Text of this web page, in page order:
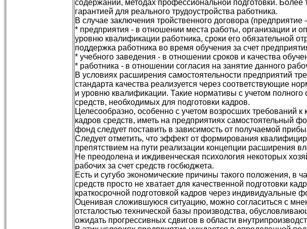
содержании, методах профессиональной подготовки. Более
гарантией для реального трудоустройства работника.
В случае заключения тройственного договора
* предприятия - в отношении места работы, организации и
уровню квалификации работника, сроки его обязательной
поддержка работника во время обучения за счет
* учебного заведения - в отношении сроков и качества
* работника - в отношении согласия на занятие данного
В условиях расширения самостоятельности предприятий
стандарта качества реализуется через соответствующие
и уровню квалификации. Такие нормативы с учетом полного
средств, необходимых для подготовки кадров.
Целесообразно, особенно с учетом возросших требований
кадров средств, иметь на предприятиях самостоятельный
фонд следует поставить в зависимость от получаемой
Следует отметить, что эффект от формирования
препятствием на пути реализации концепции расширения
Не преодолена и иждивенческая психология некоторых
рабочих за счет средств госбюджета.
Есть и сугубо экономические причины такого положения, в
средств просто не хватает для качественной подготовки
краткосрочной подготовкой кадров через индивидуальные
Оценивая сложившуюся ситуацию, можно согласиться с
отсталостью технической базы производства,
ожидать прогрессивных сдвигов в области